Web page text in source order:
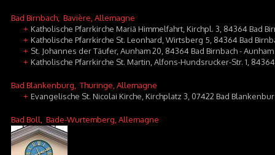
Bad Birnbach , Bavière, Allemagne
+ Katholische Pfarrkirche Mariä Himmelfahrt, Kirchpl. 3, 84364 Bad
+ Katholische Pfarrkirche St. Leonhard, Wirtsberg 5, 84364 Bad
+ St. Johannes der Täufer, Aunham 20, 84364 Bad Birnbach - Aunham
+ Katholische Pfarrkirche St. Martin, Alfons-Hundsrucker-Str. 1,
Bad Blankenburg , Thuringe, Allemagne
+ Evangelische St. Nicolai Kirche, Kirchplatz 3, 07422 Bad
Bad Boll , Bade-Wurtemberg, Allemagne